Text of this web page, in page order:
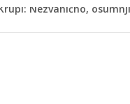
Senija – Sena
obilježavanja
sinu"